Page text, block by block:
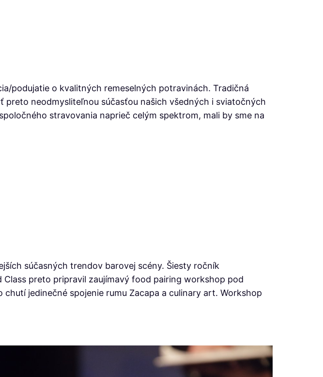
podujatie o kvalitných remeselných potravinách. Tradičná
neodmysliteľnou súčasťou našich všedných i sviatočných
stravovania naprieč celým spektrom, mali by sme na
súčasných trendov barovej scény. Šiesty ročník
preto pripravil zaujímavý food pairing workshop pod
jedinečné spojenie rumu Zacapa a culinary art. Workshop